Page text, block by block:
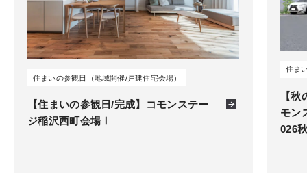
【住まいの参観日/完成】コモンステー
ジ稲沢西町会場Ⅰ
住まいの参観日（地域開催/戸建住宅会場）
【
モン
026
住ま